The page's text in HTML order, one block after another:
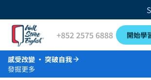
+852 2575 6888 開始學
感受改變 · 突破自我
發掘更多